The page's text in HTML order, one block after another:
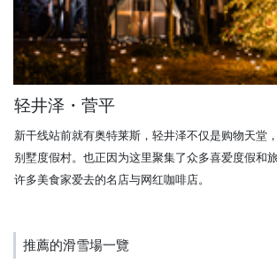
轻井泽・菅平
新干线站前就有奥特莱斯，轻井泽不仅是购物天堂
别墅度假村。也正因为这里聚集了众多喜爱度假和
许多美食家爱去的名店与网红咖啡店。
推薦的滑雪場一覽